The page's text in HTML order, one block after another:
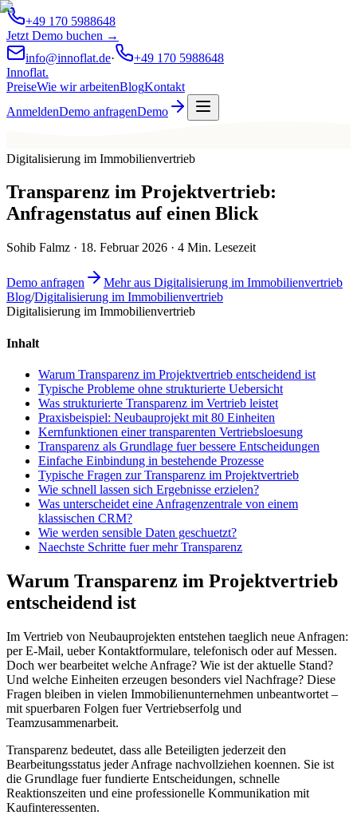
+49 170 5988648
Jetzt Demo buchen →
info@innoflat.de·
+49 170 5988648
Innoflat.
PreiseWie wir arbeitenBlogKontakt
AnmeldenDemo anfragenDemo
Digitalisierung im Immobilienvertrieb
Transparenz im Projektvertrieb:
Anfragenstatus auf einen Blick
Sohib Falmz · 18. Februar 2026 · 4 Min. Lesezeit
Demo anfragen
Mehr aus Digitalisierung im Immobilienvertrieb
Blog/Digitalisierung im Immobilienvertrieb
Digitalisierung im Immobilienvertrieb
Inhalt
Warum Transparenz im Projektvertrieb entscheidend ist
Typische Probleme ohne strukturierte Uebersicht
Was strukturierte Transparenz im Vertrieb leistet
Praxisbeispiel: Neubauprojekt mit 80 Einheiten
Kernfunktionen einer transparenten Vertriebsloesung
Transparenz als Grundlage fuer bessere Entscheidungen
Einfache Einbindung in bestehende Prozesse
Typische Fragen zur Transparenz im Projektvertrieb
Wie schnell lassen sich Ergebnisse erzielen?
Was unterscheidet eine Anfragenzentrale von einem
klassischen CRM?
Wie werden sensible Daten geschuetzt?
Naechste Schritte fuer mehr Transparenz
Warum Transparenz im Projektvertrieb
entscheidend ist
Im Vertrieb von Neubauprojekten entstehen taeglich neue Anfragen:
per E-Mail, ueber Kontaktformulare, telefonisch oder auf Messen.
Doch wer bearbeitet welche Anfrage? Wie ist der aktuelle Stand?
Und welche Einheiten erzeugen besonders viel Nachfrage? Diese
Fragen bleiben in vielen Immobilienunternehmen unbeantwortet –
mit spuerbaren Folgen fuer Vertriebserfolg und
Teamzusammenarbeit.
Transparenz bedeutet, dass alle Beteiligten jederzeit den
Bearbeitungsstatus jeder Anfrage nachvollziehen koennen. Sie ist
die Grundlage fuer fundierte Entscheidungen, schnelle
Reaktionszeiten und eine professionelle Kommunikation mit
Kaufinteressenten.